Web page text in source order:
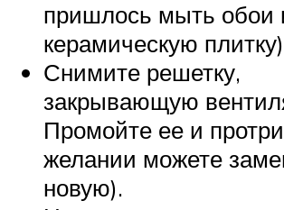
пришлось мыть обои
керамическую
Снимите решетку,
закрывающую
Промойте ее и
желании можете
новую).